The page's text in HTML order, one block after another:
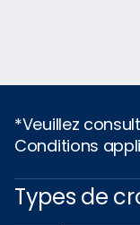
*Veuillez
Conditions
Types de